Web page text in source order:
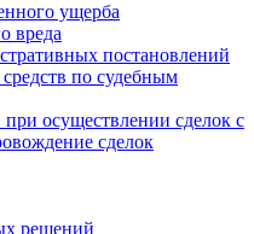
ущерба
вреда
постановлений
по судебным
осуществлении сделок с
сделок
решений